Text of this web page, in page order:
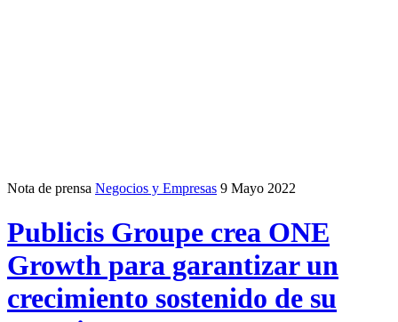
Nota de prensa Negocios y Empresas 9 Mayo 2022
Publicis Groupe crea ONE
Growth para garantizar un
crecimiento sostenido de su